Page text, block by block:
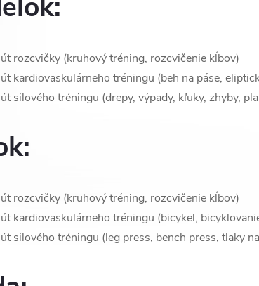
rozcvičky (kruhový tréning, rozcvičenie kĺbov)
kardiovaskulárneho tréningu (beh na páse,
silového tréningu (drepy, výpady, kľuky, zhyby,
rozcvičky (kruhový tréning, rozcvičenie kĺbov)
kardiovaskulárneho tréningu (bicykel,
silového tréningu (leg press, bench press, tlaky